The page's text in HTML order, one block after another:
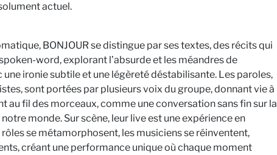
actuel.
BONJOUR se distingue par ses textes, des récits qui
word, explorant l’absurde et les méandres de
une ironie subtile et une légèreté déstabilisante. Les paroles,
sont portées par plusieurs voix du groupe, donnant vie à
au fil des morceaux, comme une conversation sans fin sur la
monde. Sur scène, leur live est une expérience en
se métamorphosent, les musiciens se réinventent,
créant une performance unique où chaque moment